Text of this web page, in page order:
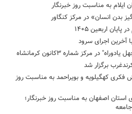
ایلام به مناسبت روز خبرنگار
بدن انسان» در مرکز کنگاور
اربعین ۱۴۰۵
آخرین اجرای سرود
در مرکز شماره ۳کانون کرمانشاه
برگزار شد
فکری کهگیلویه و بویراحمد به مناسبت روز
اصفهان به مناسبت روز خبرنگار؛